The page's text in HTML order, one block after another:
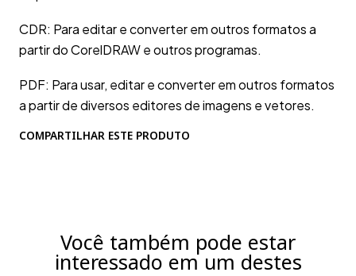
CDR: Para editar e converter em outros formatos a
partir do CorelDRAW e outros programas.
PDF: Para usar, editar e converter em outros formatos
a partir de diversos editores de imagens e vetores.
COMPARTILHAR ESTE PRODUTO
Você também pode estar
interessado em um destes